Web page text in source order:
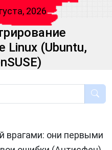
2026
Linux (Ubuntu,
врагами: они первыми